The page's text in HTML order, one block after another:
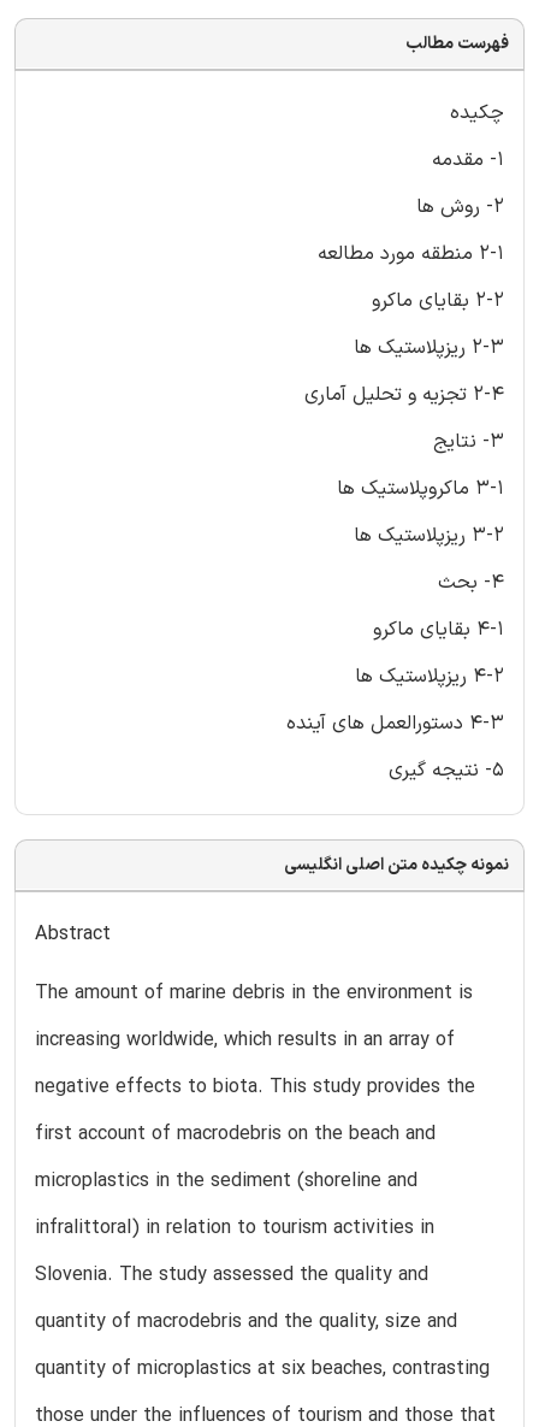
فهرست مطالب
چکیده
1- مقدمه
2- روش ها
2-1 منطقه مورد مطالعه
2-2 بقایای ماکرو
2-3 ریزپلاستیک ها
2-4 تجزیه و تحلیل آماری
3- نتایج
3-1 ماکروپلاستیک ها
3-2 ریزپلاستیک ها
4- بحث
4-1 بقایای ماکرو
4-2 ریزپلاستیک ها
4-3 دستورالعمل های آینده
5- نتیجه گیری
نمونه چکیده متن اصلی انگلیسی
Abstract
The amount of marine debris in the environment is
increasing worldwide, which results in an array of
negative effects to biota. This study provides the
first account of macrodebris on the beach and
microplastics in the sediment (shoreline and
infralittoral) in relation to tourism activities in
Slovenia. The study assessed the quality and
quantity of macrodebris and the quality, size and
quantity of microplastics at six beaches, contrasting
those under the influences of tourism and those that